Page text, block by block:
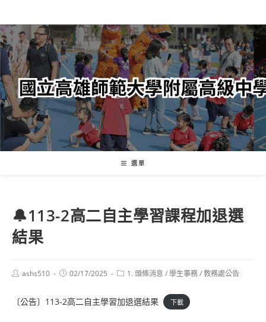
轉
至
主
內
容
選單
🔔113-2高二自主學習課程加退選
結果
Postashs510
Post02/17/2025
Post1. 頭條消息 /學生事務/教務處公告
〔公告〕113-2高二自主學習加退選結果 下載